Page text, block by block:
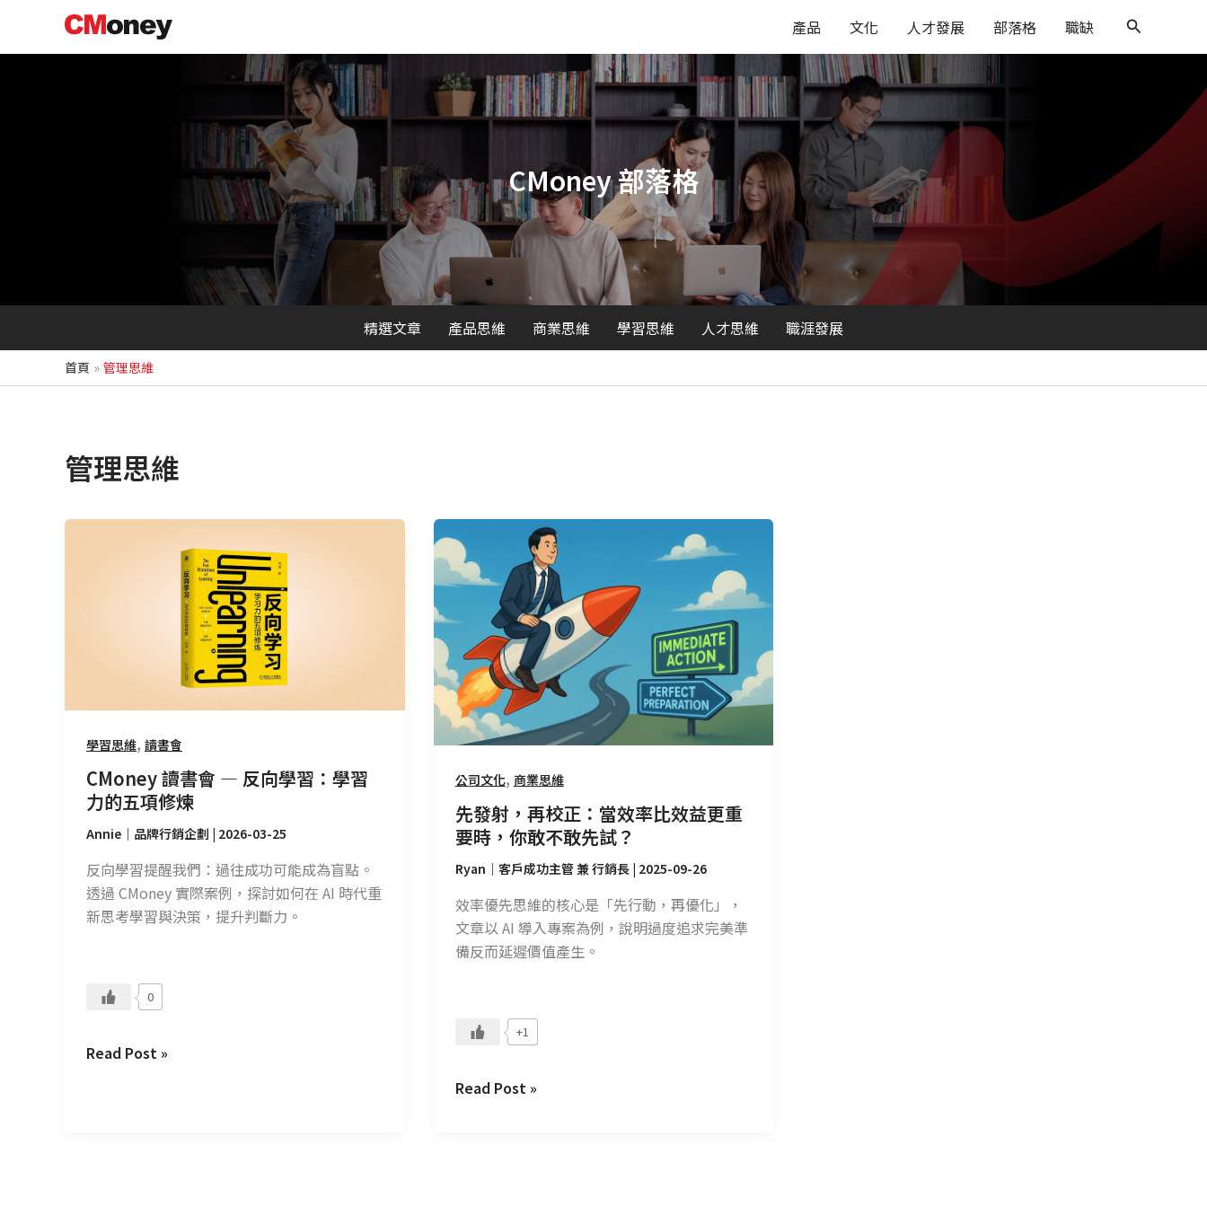
主
產品 文化 人才發展 部落格 職缺
搜
尋
CMoney 部落格
精選文章 產品思維 商業思維 學習思維 人才思維 職涯發展
首頁 管理思維
管理思維
學習思維, 讀書會
CMoney 讀書會 — 反向學習：學習
力的五項修煉
Annie｜品牌行銷企劃 | 2026-03-25
反向學習提醒我們：過往成功可能成為盲點。
透過 CMoney 實際案例，探討如何在 AI 時代重
新思考學習與決策，提升判斷力。
0
習：
學
力
的
五
修
煉
Read Post »
公司文化, 商業思維
先發射，再校正：當效率比效益更重
要時，你敢不敢先試？
Ryan｜客戶成功主管 兼 行銷長 | 2025-09-26
效率優先思維的核心是「先行動，再優化」，
文章以 AI 導入專案為例，說明過度追求完美準
備反而延遲價值產生。
+1
發
射，
校
正：
當
效
率
比
益
更
重
時，
你
敢
不
試？
Read Post »